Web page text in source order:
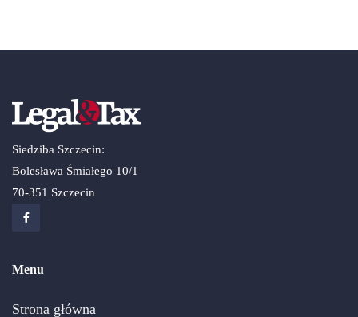
Siedziba Szczecin:
Bolesława Śmiałego 10/1
70-351 Szczecin
Menu
Strona główna